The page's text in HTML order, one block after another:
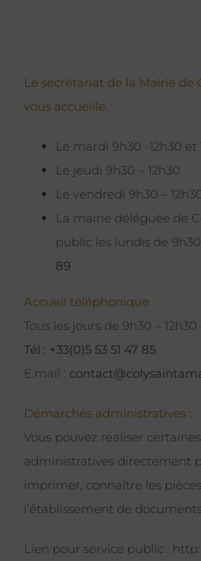
Le secrétariat de la Mairie de
vous accueille.
Le mardi 9h30 -12h30 et
Le jeudi 9h30 – 12h30
Le vendredi 9h30 –
La mairie déléguée de
public les lundis de 9h30
89
Accueil téléphonique :
Tous les jours de 9h30 – 12h30
Tél : +33(0)5 53 51 47 85
E.mail :
Démarches administratives :
Vous pouvez réaliser
administratives directement
imprimer, connaître les
l’établissement de
Lien pour service public :